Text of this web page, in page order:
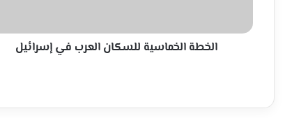
الخطة الخماسية للسكان العرب في إسرائيل